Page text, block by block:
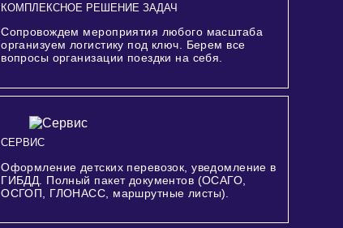
КОМПЛЕКСНОЕ РЕШЕНИЕ ЗАДАЧ
Сопровождем мероприятия любого масштаба
организуем логистику под ключ. Берем все
вопросы организации поездки на себя.
СЕРВИС
Оформление детских перевозок, уведомление в
ГИБДД. Полный пакет документов (ОСАГО,
ОСГОП, ГЛОНАСС, маршрутные листы).